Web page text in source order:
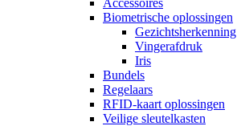
Accessoires
Biometrische oplossingen
Gezichtsherkenning
Vingerafdruk
Iris
Bundels
Regelaars
RFID-kaart oplossingen
Veilige sleutelkasten